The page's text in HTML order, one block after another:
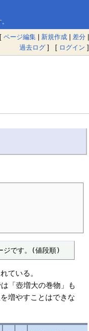
ページ編集 | 新規作成 | 差分 |
過去ログ ] [ ログイン ]
ジです。(値段順)
ている。
「壺増大の巻物」も
増やすことはできな